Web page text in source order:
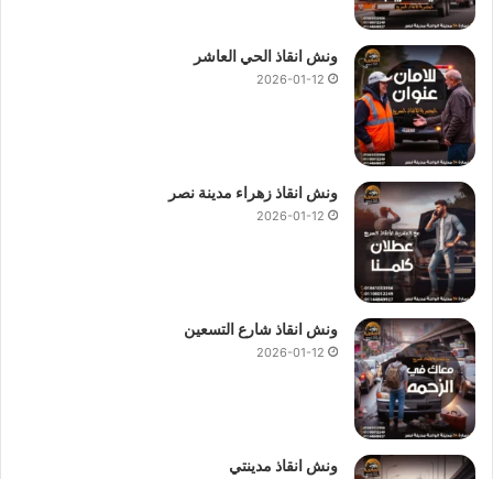
ونش انقاذ الحي العاشر
2026-01-12
ونش انقاذ زهراء مدينة نصر
2026-01-12
ونش انقاذ شارع التسعين
2026-01-12
ونش انقاذ مدينتي